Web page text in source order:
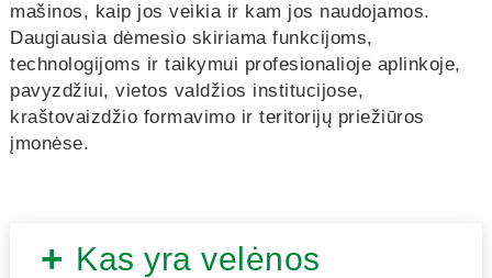
mašinos, kaip jos veikia ir kam jos naudojamos.
Daugiausia dėmesio skiriama funkcijoms,
technologijoms ir taikymui profesionalioje aplinkoje,
pavyzdžiui, vietos valdžios institucijose,
kraštovaizdžio formavimo ir teritorijų priežiūros
įmonėse.
Kas yra velėnos